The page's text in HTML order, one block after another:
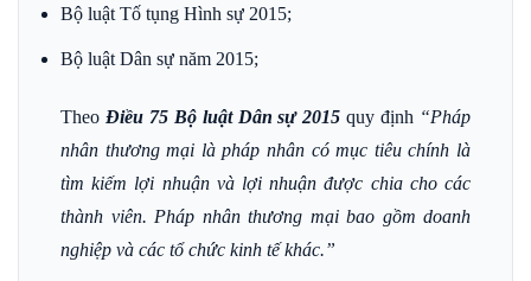
Bộ luật Tố tụng Hình sự 2015;
Bộ luật Dân sự năm 2015;
Theo Điều 75 Bộ luật Dân sự 2015 quy định “Pháp
nhân thương mại là pháp nhân có mục tiêu chính là
tìm kiếm lợi nhuận và lợi nhuận được chia cho các
thành viên. Pháp nhân thương mại bao gồm doanh
nghiệp và các tổ chức kinh tế khác.”